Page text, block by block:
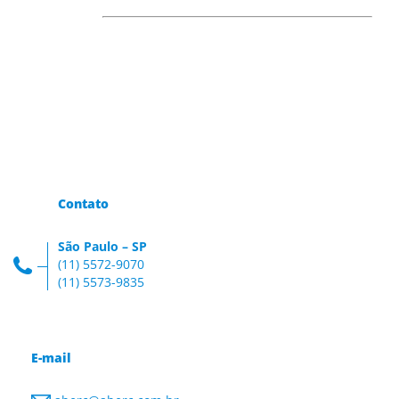
Contato
São Paulo – SP
(11) 5572-9070
(11) 5573-9835
E-mail